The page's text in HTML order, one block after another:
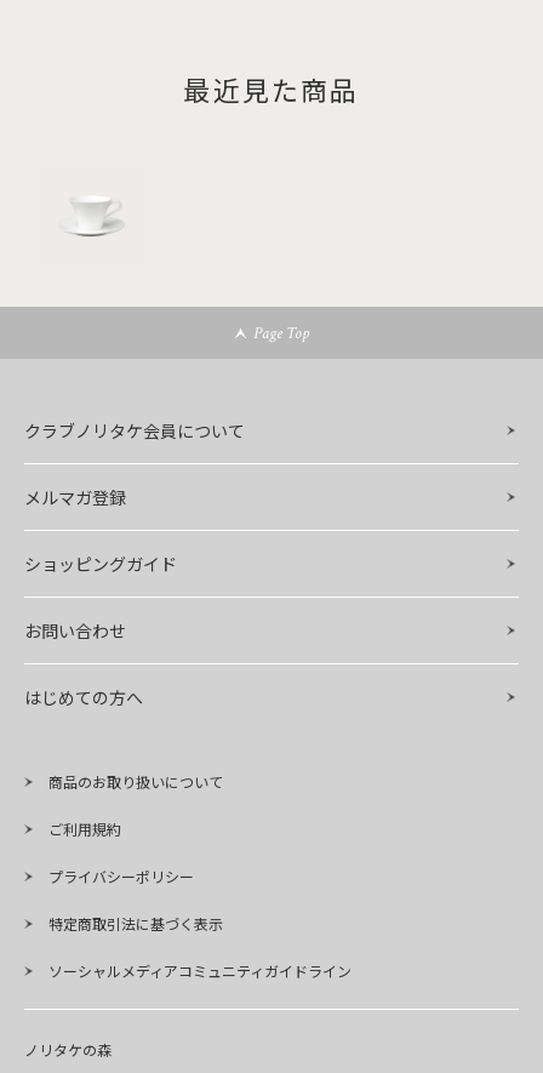
最近見た商品
Page Top
クラブノリタケ会員について
メルマガ登録
ショッピングガイド
お問い合わせ
はじめての方へ
商品のお取り扱いについて
ご利用規約
プライバシーポリシー
特定商取引法に基づく表示
ソーシャルメディアコミュニティガイドライン
ノリタケの森